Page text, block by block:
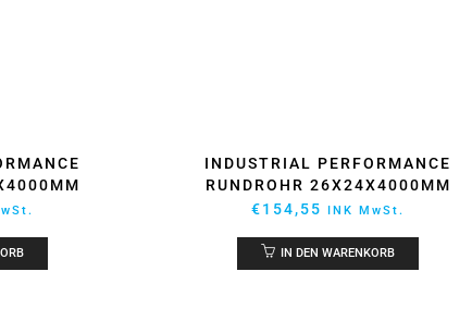
INDUSTRIAL PERFORMANCE
RUNDROHR 26X24X4000MM
€154,55 INK MwSt.
IN DEN WARENKORB